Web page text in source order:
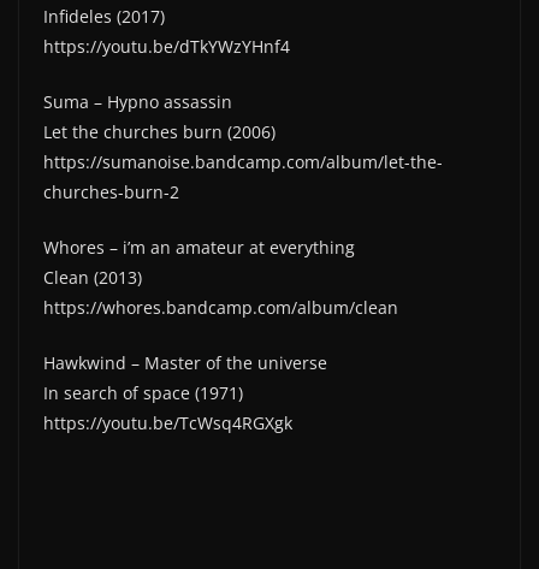
Infideles (2017)
https://youtu.be/dTkYWzYHnf4
Suma – Hypno assassin
Let the churches burn (2006)
https://sumanoise.bandcamp.com/album/let-the-
churches-burn-2
Whores – i’m an amateur at everything
Clean (2013)
https://whores.bandcamp.com/album/clean
Hawkwind – Master of the universe
In search of space (1971)
https://youtu.be/TcWsq4RGXgk